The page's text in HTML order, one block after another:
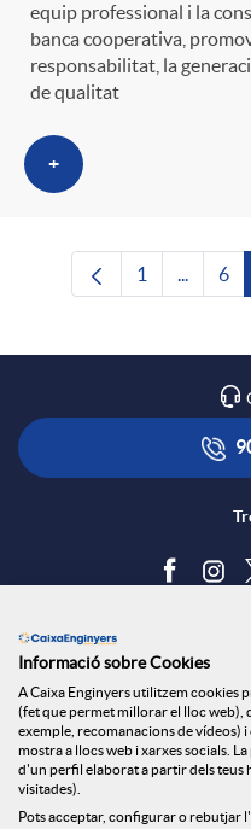
equip professional i la
banca cooperativa,
responsabilitat, la
de qualitat
+
Pàgina
1 ... 6
Informació sobre Cookies
A Caixa Enginyers utilitzem cookies
(fet que permet millorar el lloc
exemple, recomanacions de vídeos)
mostra a llocs web i xarxes socials.
d'un perfil elaborat a partir dels teus
visitades).
Pots acceptar, configurar o rebutjar